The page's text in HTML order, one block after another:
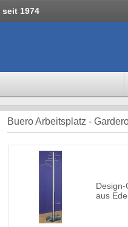
1974
Buero Arbeitsplatz -
aus